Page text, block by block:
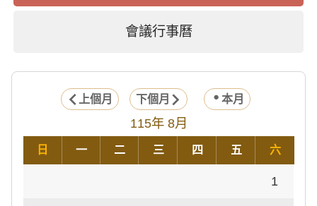
會議行事曆
上個月 下個月 本月
115年 8月
日 一 二 三 四 五 六
1